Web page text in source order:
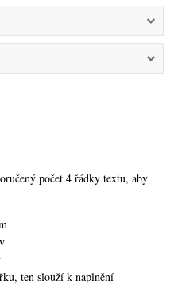
počet 4 řádky textu,aby
ten slouží k naplnění